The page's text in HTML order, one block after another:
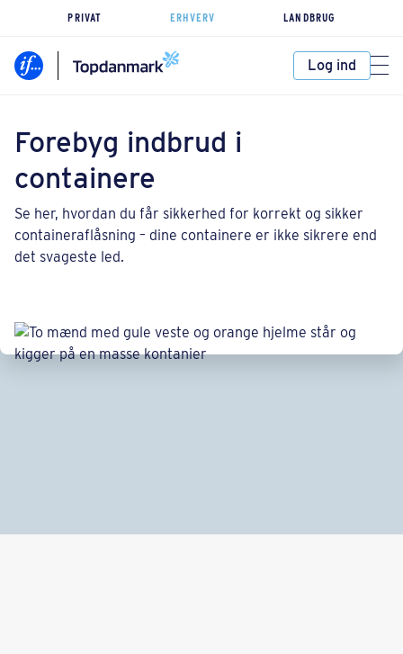
PRIVAT ERHVERV LANDBRUG
Log ind
Forebyg indbrud i
containere
Se her, hvordan du får sikkerhed for korrekt og sikker
containeraflåsning – dine containere er ikke sikrere end
det svageste led.